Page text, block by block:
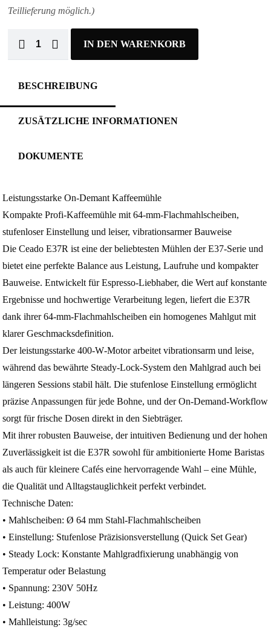
Teillieferung möglich.)
IN DEN WARENKORB
BESCHREIBUNG
ZUSÄTZLICHE INFORMATIONEN
DOKUMENTE
Leistungsstarke On-Demant Kaffeemühle
Kompakte Profi‑Kaffeemühle mit 64‑mm‑Flachmahlscheiben,
stufenloser Einstellung und leiser, vibrationsarmer Bauweise
Die Ceado E37R ist eine der beliebtesten Mühlen der E37‑Serie und
bietet eine perfekte Balance aus Leistung, Laufruhe und kompakter
Bauweise. Entwickelt für Espresso‑Liebhaber, die Wert auf konstante
Ergebnisse und hochwertige Verarbeitung legen, liefert die E37R
dank ihrer 64‑mm‑Flachmahlscheiben ein homogenes Mahlgut mit
klarer Geschmacksdefinition.
Der leistungsstarke 400‑W‑Motor arbeitet vibrationsarm und leise,
während das bewährte Steady‑Lock‑System den Mahlgrad auch bei
längeren Sessions stabil hält. Die stufenlose Einstellung ermöglicht
präzise Anpassungen für jede Bohne, und der On‑Demand‑Workflow
sorgt für frische Dosen direkt in den Siebträger.
Mit ihrer robusten Bauweise, der intuitiven Bedienung und der hohen
Zuverlässigkeit ist die E37R sowohl für ambitionierte Home Baristas
als auch für kleinere Cafés eine hervorragende Wahl – eine Mühle,
die Qualität und Alltagstauglichkeit perfekt verbindet.
Technische Daten:
• Mahlscheiben: Ø 64 mm Stahl‑Flachmahlscheiben
• Einstellung: Stufenlose Präzisionsverstellung (Quick Set Gear)
• Steady Lock: Konstante Mahlgradfixierung unabhängig von
Temperatur oder Belastung
• Spannung: 230V 50Hz
• Leistung: 400W
• Mahlleistung: 3g/sec